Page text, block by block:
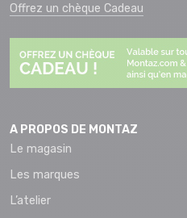
Offrez un chèque Cadeau
A PROPOS DE MONTAZ
Le magasin
Les marques
L’atelier